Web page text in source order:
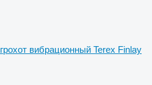
грохот вибрационный Terex Finlay